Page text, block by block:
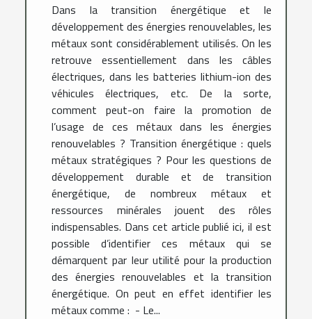
Dans la transition énergétique et le
développement des énergies renouvelables, les
métaux sont considérablement utilisés. On les
retrouve essentiellement dans les câbles
électriques, dans les batteries lithium-ion des
véhicules électriques, etc. De la sorte,
comment peut-on faire la promotion de
l’usage de ces métaux dans les énergies
renouvelables ? Transition énergétique : quels
métaux stratégiques ? Pour les questions de
développement durable et de transition
énergétique, de nombreux métaux et
ressources minérales jouent des rôles
indispensables. Dans cet article publié ici, il est
possible d’identifier ces métaux qui se
démarquent par leur utilité pour la production
des énergies renouvelables et la transition
énergétique. On peut en effet identifier les
métaux comme : - Le...